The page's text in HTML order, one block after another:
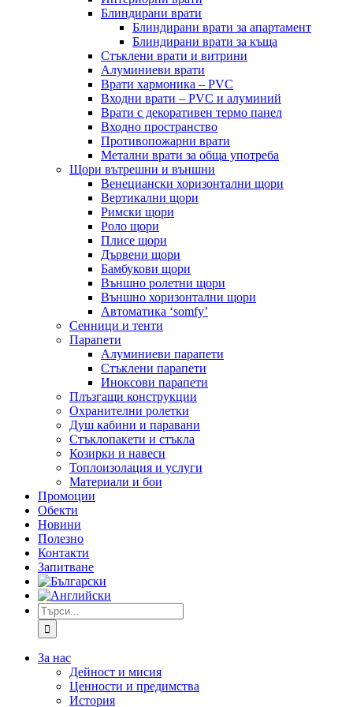
Блиндирани врати
Блиндирани врати за апартамент
Блиндирани врати за къща
Стъклени врати и витрини
Алуминиеви врати
Врати хармоника – PVC
Входни врати – PVC и алуминий
Врати с декоративен термо панел
Входно пространство
Противопожарни врати
Метални врати за обща употреба
Щори вътрешни и външни
Венециански хоризонтални щори
Вертикални щори
Римски щори
Роло щори
Плисе щори
Дървени щори
Бамбукови щори
Външно ролетни щори
Външно хоризонтални щори
Автоматика ‘somfy’
Сенници и тенти
Парапети
Алуминиеви парапети
Стъклени парапети
Иноксови парапети
Плъзгащи конструкции
Охранителни ролетки
Душ кабини и паравани
Стъклопакети и стъкла
Козирки и навеси
Топлоизолация и услуги
Материали и бои
Промоции
Обекти
Новини
Полезно
Контакти
Запитване
Търсене
...
За нас
Дейност и мисия
Ценности и предимства
История